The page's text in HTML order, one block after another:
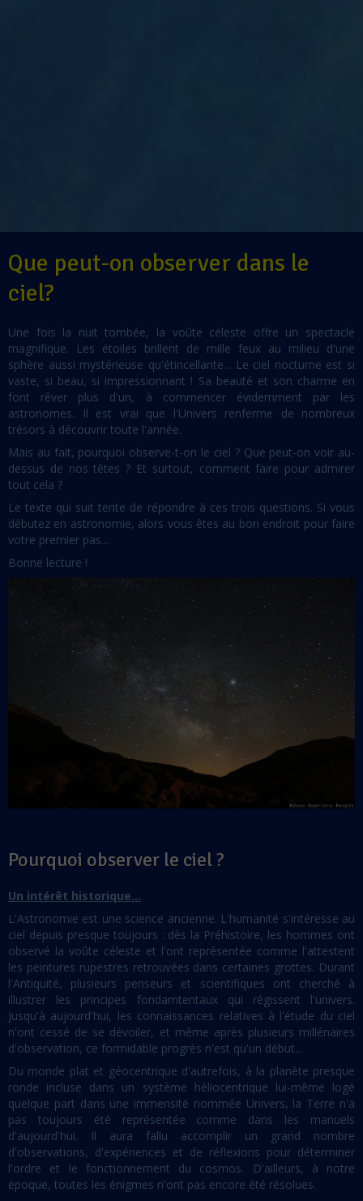
Que peut-on observer dans le
ciel?
Une fois la nuit tombée, la voûte céleste offre un spectacle
magnifique. Les étoiles brillent de mille feux au milieu d'une
sphère aussi mystérieuse qu'étincellante... Le ciel nocturne est si
vaste, si beau, si impressionnant ! Sa beauté et son charme en
font rêver plus d'un, à commencer évidemment par les
astronomes. Il est vrai que l'Univers renferme de nombreux
trésors à découvrir toute l'année.
Mais au fait, pourquoi observe-t-on le ciel ? Que peut-on voir au-
dessus de nos têtes ? Et surtout, comment faire pour admirer
tout cela ?
Le texte qui suit tente de répondre à ces trois questions. Si vous
débutez en astronomie, alors vous êtes au bon endroit pour faire
votre premier pas...
Bonne lecture !
Pourquoi observer le ciel ?
Un intérêt historique...
L'Astronomie est une science ancienne. L'humanité s'intéresse au
ciel depuis presque toujours : dès la Préhistoire, les hommes ont
observé la voûte céleste et l'ont représentée comme l'attestent
les peintures rupestres retrouvées dans certaines grottes. Durant
l'Antiquité, plusieurs penseurs et scientifiques ont cherché à
illustrer les principes fondamtentaux qui régissent l'univers.
Jusqu'à aujourd'hui, les connaissances relatives à l'étude du ciel
n'ont cessé de se dévoiler, et même après plusieurs millénaires
d'observation, ce formidable progrès n'est qu'un début...
Du monde plat et géocentrique d'autrefois, à la planète presque
ronde incluse dans un système héliocentrique lui-même logé
quelque part dans une immensité nommée Univers, la Terre n'a
pas toujours été représentée comme dans les manuels
d'aujourd'hui. Il aura fallu accomplir un grand nombre
d'observations, d'expériences et de réflexions pour déterminer
l'ordre et le fonctionnement du cosmos. D'ailleurs, à notre
époque, toutes les énigmes n'ont pas encore été résolues.